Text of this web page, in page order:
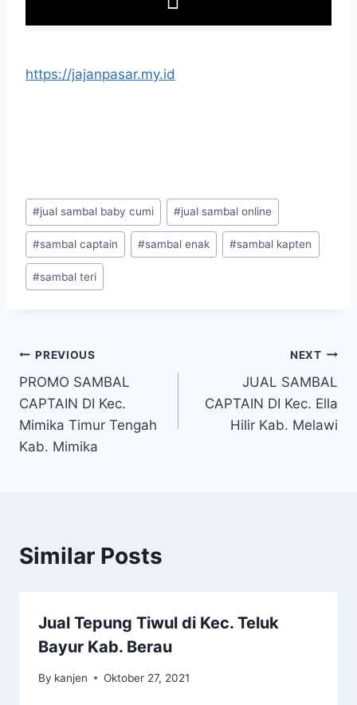
https://jajanpasar.my.id
#jual sambal baby cumi #jual sambal online
#sambal captain #sambal enak #sambal kapten
#sambal teri
PREVIOUS
PROMO SAMBAL
CAPTAIN DI Kec.
Mimika Timur Tengah
Kab. Mimika
NEXT
JUAL SAMBAL
CAPTAIN DI Kec. Ella
Hilir Kab. Melawi
Similar Posts
Jual Tepung Tiwul di Kec. Teluk
Bayur Kab. Berau
By kanjen Oktober 27, 2021